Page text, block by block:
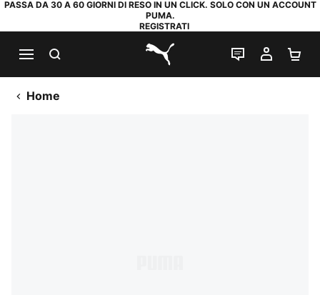
PASSA DA 30 A 60 GIORNI DI RESO IN UN CLICK. SOLO CON UN ACCOUNT
PUMA.
REGISTRATI
PUMA.com
CHAT IL MIO
Home